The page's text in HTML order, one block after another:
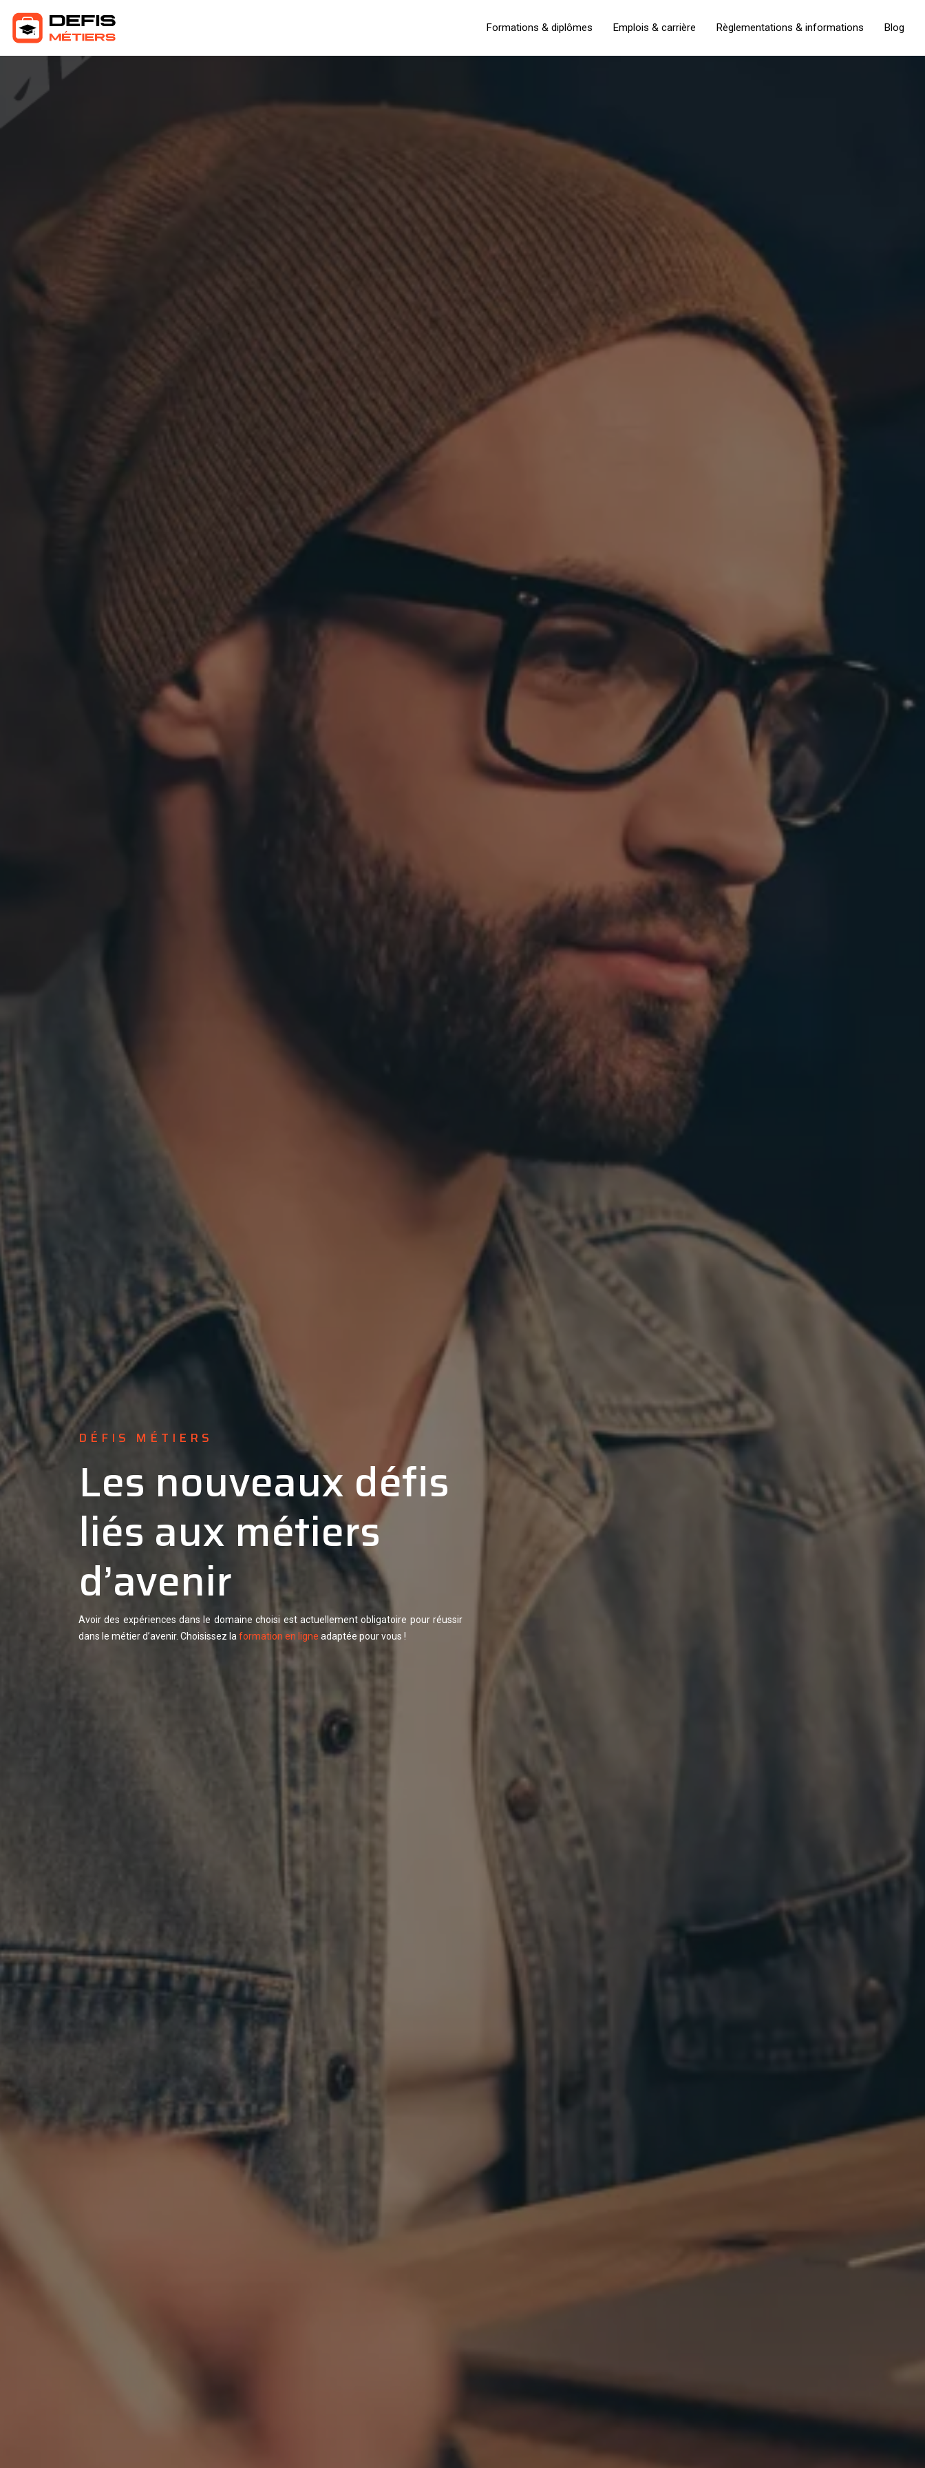
Formations & diplômes Emplois & carrière Règlementations & informations Blog
DÉFIS MÉTIERS
Les nouveaux défis
liés aux métiers
d’avenir
Avoir des expériences dans le domaine choisi est actuellement obligatoire pour réussir
dans le métier d’avenir. Choisissez la formation en ligne adaptée pour vous !